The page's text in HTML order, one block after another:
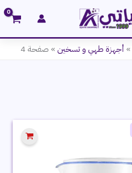
» أجهزة طهي و تسخين » صفحة 4